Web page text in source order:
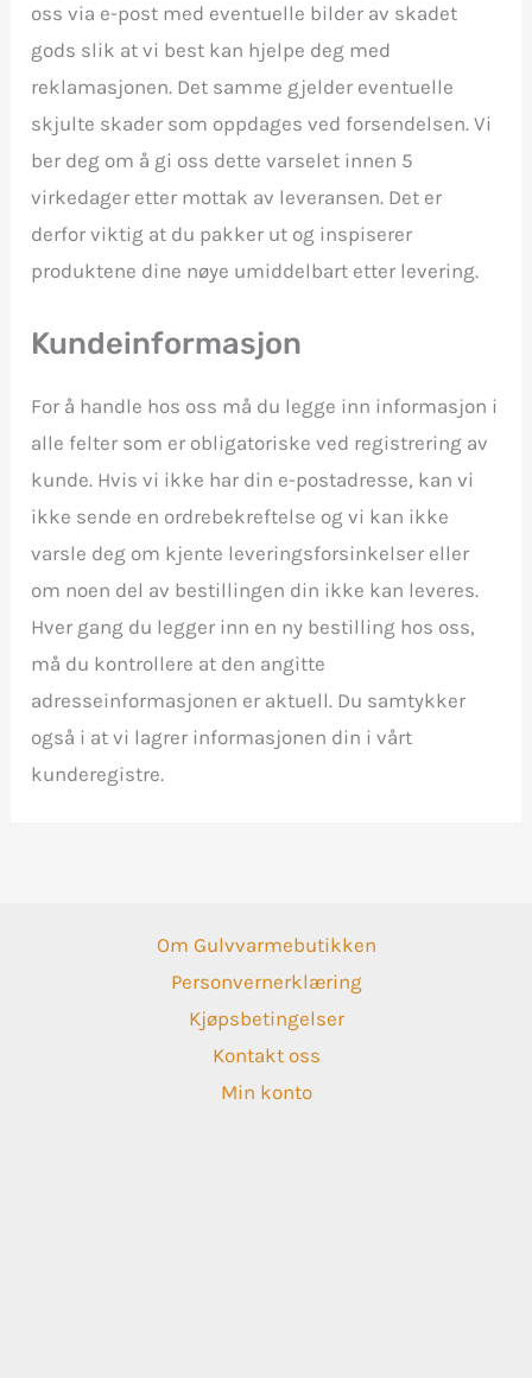
oss via e-post med eventuelle bilder av skadet
gods slik at vi best kan hjelpe deg med
reklamasjonen. Det samme gjelder eventuelle
skjulte skader som oppdages ved forsendelsen. Vi
ber deg om å gi oss dette varselet innen 5
virkedager etter mottak av leveransen. Det er
derfor viktig at du pakker ut og inspiserer
produktene dine nøye umiddelbart etter levering.
Kundeinformasjon
For å handle hos oss må du legge inn informasjon i
alle felter som er obligatoriske ved registrering av
kunde. Hvis vi ikke har din e-postadresse, kan vi
ikke sende en ordrebekreftelse og vi kan ikke
varsle deg om kjente leveringsforsinkelser eller
om noen del av bestillingen din ikke kan leveres.
Hver gang du legger inn en ny bestilling hos oss,
må du kontrollere at den angitte
adresseinformasjonen er aktuell. Du samtykker
også i at vi lagrer informasjonen din i vårt
kunderegistre.
Om Gulvvarmebutikken
Personvernerklæring
Kjøpsbetingelser
Kontakt oss
Min konto